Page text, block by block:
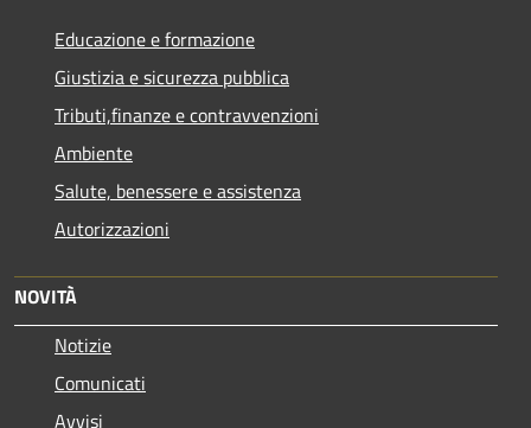
Educazione e formazione
Giustizia e sicurezza pubblica
Tributi,finanze e contravvenzioni
Ambiente
Salute, benessere e assistenza
Autorizzazioni
NOVITÀ
Notizie
Comunicati
Avvisi